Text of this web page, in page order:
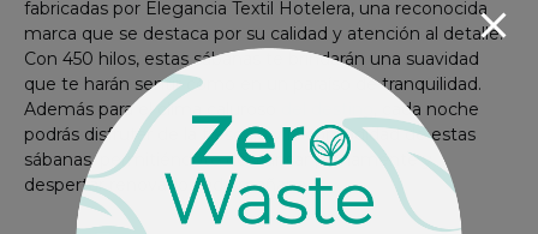
fabricadas por Elegancia Textil Hotelera, una reconocida
marca que se destaca por su calidad y atención al detalle.
Con 450 hilos, estas sábanas te brindarán una suavidad
que te harán sentir como en un paraíso de tranquilidad.
Además para el clima caluroso
, cada noche
podrás disfrutar de la frescura y la comodidad de estas
sábanas, permitiéndote descansar plenamente y
despertar renovado cada mañana.